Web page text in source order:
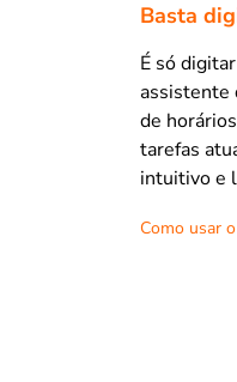
Basta
É só
assistente
de
tarefas
intuitivo e
Como usar